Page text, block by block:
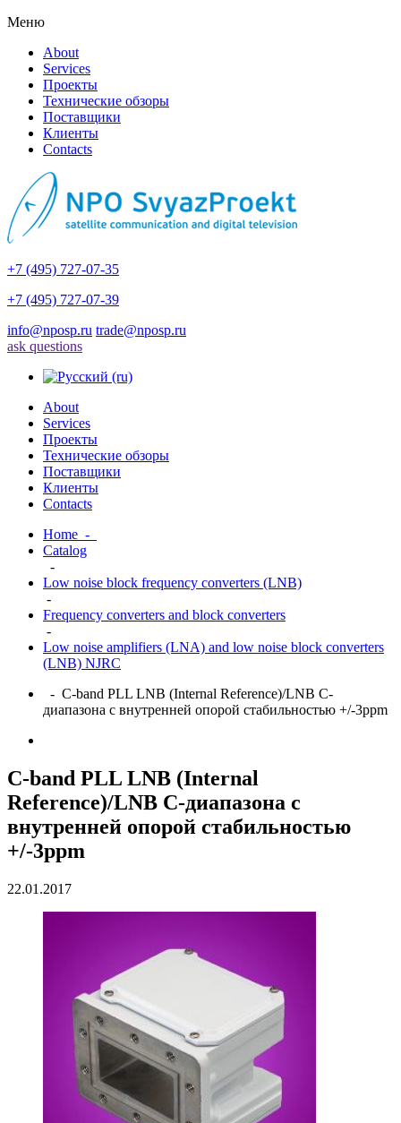
Меню
About
Services
Проекты
Технические обзоры
Поставщики
Клиенты
Contacts
+7 (495) 727-07-35
+7 (495) 727-07-39
info@nposp.ru trade@nposp.ru
ask questions
About
Services
Проекты
Технические обзоры
Поставщики
Клиенты
Contacts
Home -
Catalog
-
Low noise block frequency converters (LNB)
-
Frequency converters and block converters
-
Low noise amplifiers (LNA) and low noise block converters
(LNB) NJRC
- C-band PLL LNB (Internal Reference)/LNB С-
диапазона с внутренней опорой стабильностью +/-3ppm
C-band PLL LNB (Internal
Reference)/LNB С-диапазона с
внутренней опорой стабильностью
+/-3ppm
22.01.2017